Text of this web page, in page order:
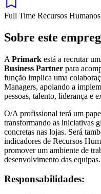
Full Time Recursos Humanos
Sobre este
A Primark está a recrutar
Business Partner para
função implica uma
Managers, apoiando a
pessoas, talento, liderança e
O/A profissional terá um
transformando as iniciativas
concretas nas lojas. Será
indicadores de Recursos
promover um ambiente de
desenvolvimento das equipas.
Responsabilidades: